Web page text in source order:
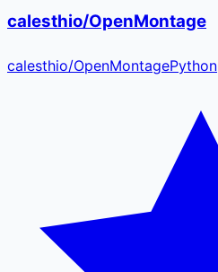
calesthio/OpenMontage
calesthio/OpenMontagePython